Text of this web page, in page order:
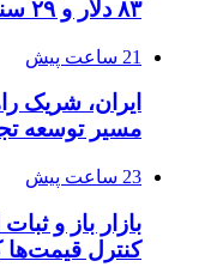
۸۳ دلار و ۲۹ سنت
21 ساعت پیش
ایران، شریک
مسیر توسعه
23 ساعت پیش
بازار باز و
کنترل